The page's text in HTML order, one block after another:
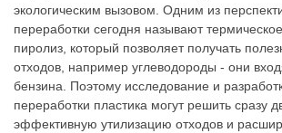
экологическим вызовом. Одним из
переработки сегодня называют
пиролиз, который позволяет получать
отходов, например углеводороды - они
бензина. Поэтому исследование и
переработки пластика могут решить сразу
эффективную утилизацию отходов и